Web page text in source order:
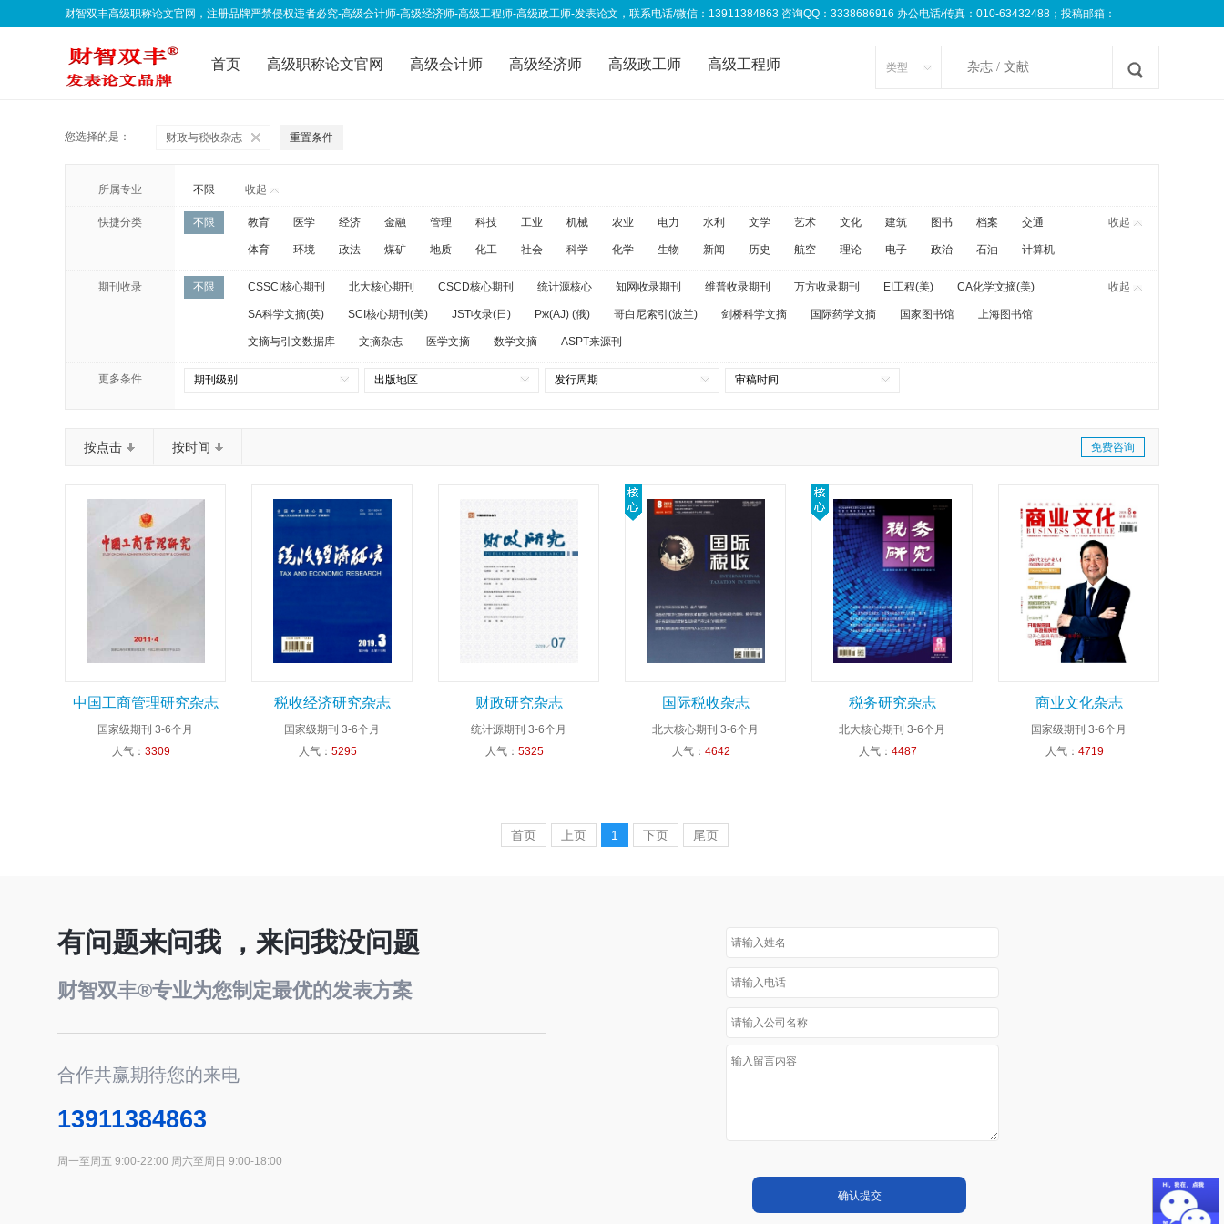
财智双丰高级职称论文官网，注册品牌严禁侵权违者必究-高级会计师-高级经济师-高级工程师-高级政工师-发表论文，联系电话/微信：13911384863 咨询QQ：3338686916 办公电话/传真：010-63432488；投稿邮箱：
首页 高级职称论文官网 高级会计师 高级经济师 高级政工师 高级工程师
联系我们 公告声明
类型
您选择的是： 财政与税收杂志 重置条件
所属专业 不限 收起
快捷分类 不限 教育 医学 经济 金融 管理 科技 工业 机械 农业 电力 水利 文学 艺术 文化 建筑 图书 档案 交通
体育 环境 政法 煤矿 地质 化工 社会 科学 化学 生物 新闻 历史 航空 理论 电子 政治 石油 计算机
收起
期刊收录 不限 CSSCI核心期刊 北大核心期刊 CSCD核心期刊 统计源核心 知网收录期刊 维普收录期刊 万方收录期刊 EI工程(美) CA化学文摘(美)
SA科学文摘(英) SCI核心期刊(美) JST收录(日) Pж(AJ) (俄) 哥白尼索引(波兰) 剑桥科学文摘 国际药学文摘 国家图书馆 上海图书馆
文摘与引文数据库 文摘杂志 医学文摘 数学文摘 ASPT来源刊
收起
更多条件 期刊级别 出版地区 发行周期 审稿时间
按点击 按时间 免费咨询
中国工商管理研究杂志
国家级期刊 3-6个月
人气： 3309
税收经济研究杂志
国家级期刊 3-6个月
人气： 5295
财政研究杂志
统计源期刊 3-6个月
人气： 5325
国际税收杂志
北大核心期刊 3-6个月
人气： 4642
税务研究杂志
北大核心期刊 3-6个月
人气： 4487
商业文化杂志
国家级期刊 3-6个月
人气： 4719
首页 上页 1 下页 尾页
有问题来问我 ，来问我没问题
财智双丰®专业为您制定最优的发表方案
合作共赢期待您的来电
13911384863
周一至周五 9:00-22:00 周六至周日 9:00-18:00